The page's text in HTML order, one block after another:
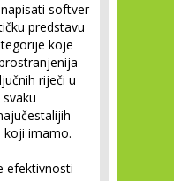
softver
predstavu
koje
riječi u
koji imamo.
efektivnosti